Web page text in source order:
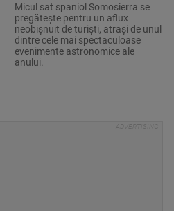
Micul sat spaniol Somosierra se
pregătește pentru un aflux
neobișnuit de turiști, atrași de unul
dintre cele mai spectaculoase
evenimente astronomice ale
anului.